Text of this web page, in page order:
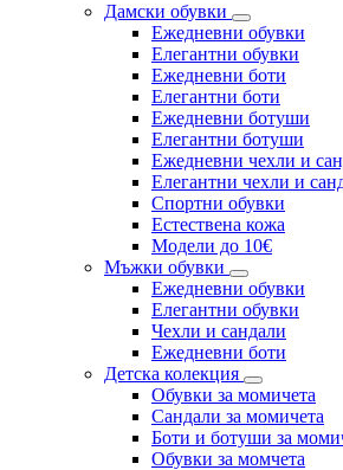
Дамски обувки
Eжедневни обувки
Eлегантни обувки
Eжедневни боти
Eлегантни боти
Eжедневни ботуши
Eлегантни ботуши
Ежедневни чехли и
Елегантни чехли и
Спортни обувки
Естествена кожа
Модели до 10€
Мъжки обувки
Ежедневни обувки
Елегантни обувки
Чехли и сандали
Ежедневни боти
Детска колекция
Обувки за момичета
Сандали за момичета
Боти и ботуши за
Обувки за момчета